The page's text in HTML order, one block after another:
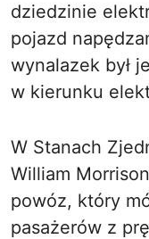
dziedzinie
pojazd
wynalazek był
w kierunku
W Stanach
William
powóz, który
pasażerów z